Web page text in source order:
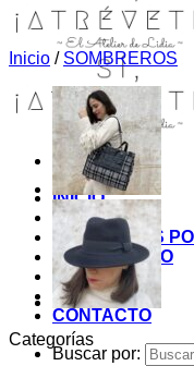
INICIO
TIENDA
MIS COSITAS
EL COMIENZO
BLOG
PAGOS
CONTACTO
Buscar por:
Inicio / SOMBREROS
Categorías